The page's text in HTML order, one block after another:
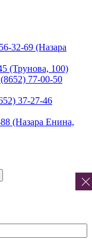
32-69 (Назара
(Трунова, 100)
77-00-50
37-27-46
(Назара Енина,